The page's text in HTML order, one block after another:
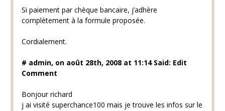
Si paiement par chèque bancaire, j’adhère
complètement à la formule proposée.
Cordialement.
# admin, on août 28th, 2008 at 11:14 Said: Edit
Comment
Bonjour richard
j ai visité superchance100 mais je trouve les infos sur le